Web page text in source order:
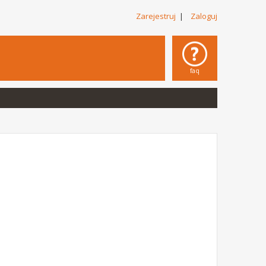
Zarejestruj | Zaloguj
faq